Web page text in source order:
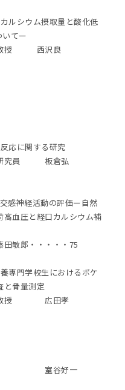
ルシウム摂取量と酸化低
てー
教授 西沢良
応に関する研究
研究員 板倉弘
感神経活動の評価ー自然
血圧と経口カルシウム補
郎・・・・・75
専門学校生におけるポケ
と骨量測定
室 教授 広田孝
校 室谷好一